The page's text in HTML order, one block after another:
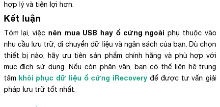
hợp lý và tiện lợi hơn.
Kết luận
Tóm lại, việc nên mua USB hay ổ cứng ngoài phụ thuộc vào
nhu cầu lưu trữ, di chuyển dữ liệu và ngân sách của bạn. Dù chọn
thiết bị nào, hãy ưu tiên sản phẩm chính hãng và phù hợp với
mục đích sử dụng. Nếu còn phân vân, bạn có thể liên hệ trung
tâm khôi phục dữ liệu ổ cứng iRecovery để được tư vấn giải
pháp lưu trữ tốt nhất.